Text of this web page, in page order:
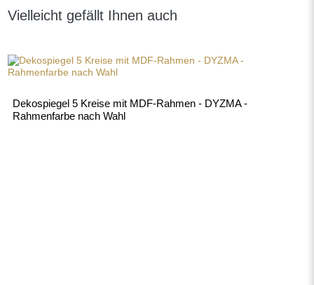
Vielleicht gefällt Ihnen auch
Dekospiegel 5 Kreise mit MDF-Rahmen - DYZMA -
Rahmenfarbe nach Wahl